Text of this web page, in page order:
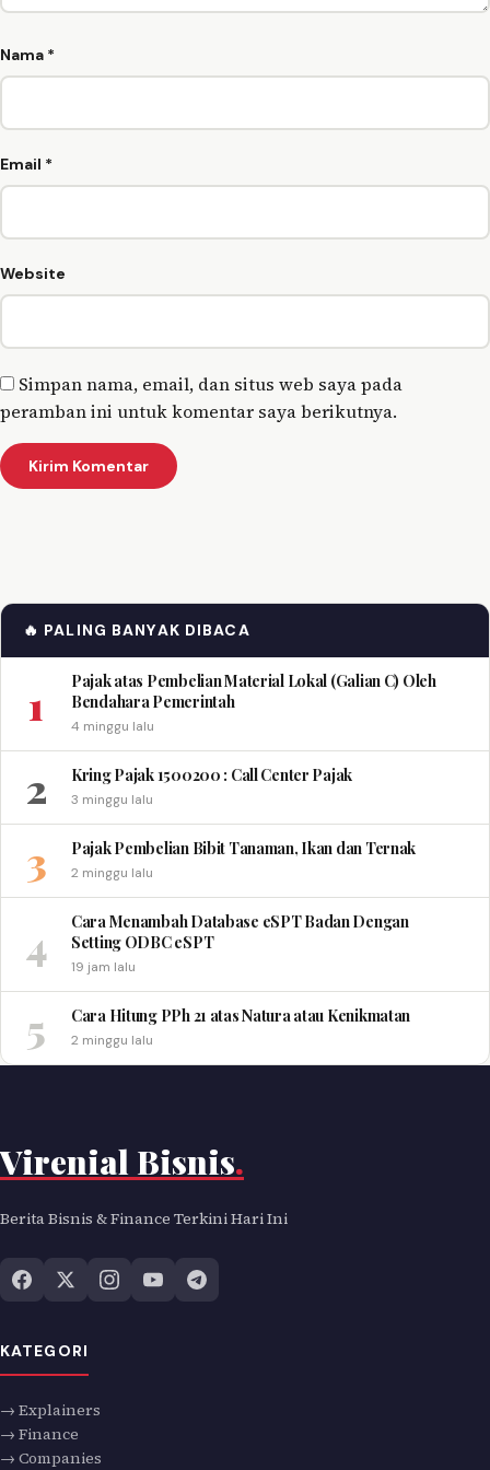
Nama *
Email *
Website
Simpan nama, email, dan situs web saya pada
peramban ini untuk komentar saya berikutnya.
🔥 PALING BANYAK DIBACA
1
Pajak atas Pembelian Material Lokal (Galian C) Oleh
Bendahara Pemerintah
4 minggu lalu
2 Kring Pajak 1500200 : Call Center Pajak
3 minggu lalu
3 Pajak Pembelian Bibit Tanaman, Ikan dan Ternak
2 minggu lalu
4
Cara Menambah Database eSPT Badan Dengan
Setting ODBC eSPT
19 jam lalu
5 Cara Hitung PPh 21 atas Natura atau Kenikmatan
2 minggu lalu
Virenial Bisnis.
Berita Bisnis & Finance Terkini Hari Ini
KATEGORI
→ Explainers
→ Finance
→ Companies